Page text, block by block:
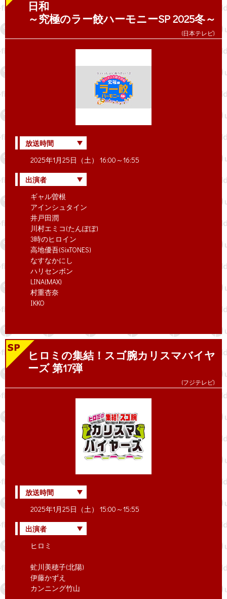
日和
～究極のラー餃ハーモニーSP 2025冬～
(日本テレビ)
放送時間
2025年1月25日（土） 16:00～16:55
出演者
ギャル曽根
アインシュタイン
井戸田潤
川村エミコ(たんぽぽ)
3時のヒロイン
高地優吾(SixTONES)
なすなかにし
ハリセンボン
LINA(MAX)
村重杏奈
IKKO
ヒロミの集結！スゴ腕カリスマバイヤ
ーズ 第17弾
(フジテレビ)
放送時間
2025年1月25日（土） 15:00～15:55
出演者
ヒロミ
虻川美穂子(北陽)
伊藤かずえ
カンニング竹山